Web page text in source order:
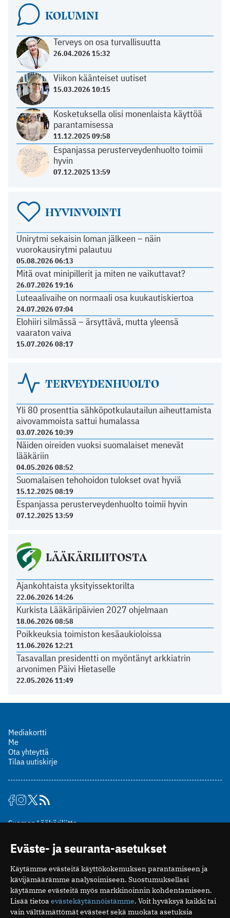
KOLUMNI
Terveys on osa turvallisuutta
26.04.2026 15:32
Viikon käänteiset uutiset
15.03.2026 10:15
Kosketuksella olisi monenlaista käyttöä
parantamisessa
11.12.2025 09:58
Espanjassa perusterveydenhuolto toimii
hyvin
07.12.2025 13:59
HYVINVOINTI
Unirytmi sekaisin loman jälkeen – näin
vuorokausirytmi palautuu
05.08.2026 06:13
Mitä ovat minipillerit ja miten ne vaikuttavat?
26.07.2026 19:16
Luteaalivaihe on normaali osa kuukautiskiertoa
24.07.2026 07:04
Elohiiri silmässä – ärsyttävä, mutta yleensä
vaaraton vaiva
15.07.2026 08:17
TERVEYDENHUOLTO
Yli 80 prosenttia sähköpotkulautailun aiheuttamista
aivovammoista sattui humalassa
03.07.2026 10:39
Näiden oireiden vuoksi suomalaiset menevät
lääkäriin
04.05.2026 08:52
Suomalaisen tehohoidon tulokset ovat hyviä
15.12.2025 08:19
Espanjassa perusterveydenhuolto toimii hyvin
07.12.2025 13:59
LÄÄKÄRILIITOSTA
Ajankohtaista yksityissektorilta
22.06.2026 14:26
Kurkista Lääkäripäivien 2027 ohjelmaan
18.06.2026 08:58
Poikkeuksia toimiston kesäaukioloissa
11.06.2026 12:21
Tasavallan presidentti on myöntänyt arkkiatrin
arvonimen Päivi Hietaselle
22.05.2026 11:49
Mediakortti
Me
Ota yhteyttä
Tilaa uutiskirje
Suomen Lääkäriliitto
00510 Helsinki
puh. (09) 393 091
toimitus@potilaanlaakarilehti.fi
ISSN 2323-9476
Eväste- ja seuranta-asetukset
Käytämme evästeitä käyttökokemuksen parantamiseen ja
kävijämäärämme analysoimiseen. Suostumuksellasi
käytämme evästeitä myös markkinoinnin kohdentamiseen.
Lisää tietoa evästekäytännöistämme. Voit hyväksyä kaikki tai
vain välttämättömät evästeet sekä muokata asetuksia